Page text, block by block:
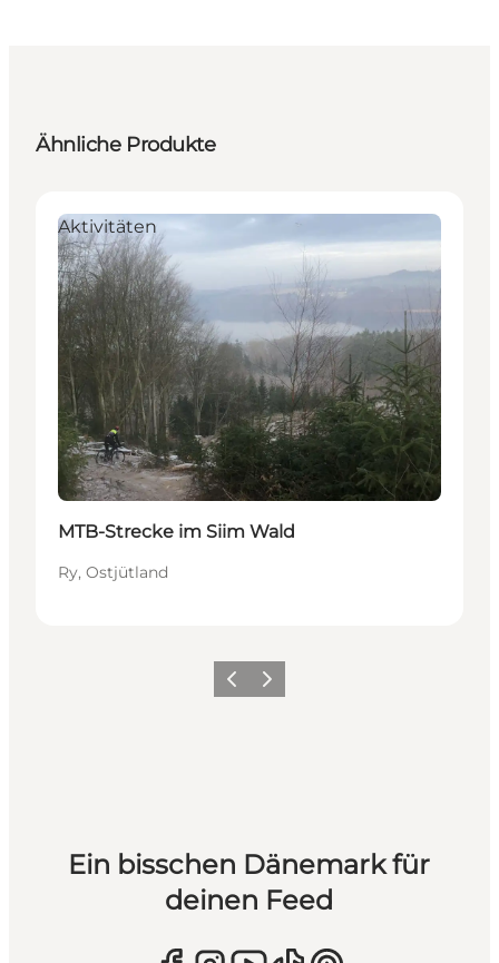
Ähnliche Produkte
Aktivitäten
MTB-Strecke im Siim Wald
Ry, Ostjütland
ZurückWeiter
Ein bisschen Dänemark für
deinen Feed